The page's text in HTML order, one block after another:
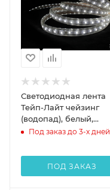
Светодиодная лента
Тейп-Лайт чейзинг
(водопад), белый,
8,5х17мм
Под заказ до 3-х дней
ПОД ЗАКАЗ